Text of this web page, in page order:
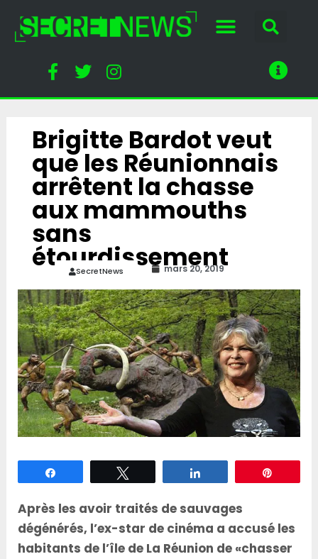
Brigitte Bardot veut
que les Réunionnais
arrêtent la chasse
aux mammouths
sans
étourdissement
SecretNews mars 20, 2019
Après les avoir traités de sauvages
dégénérés, l’ex-star de cinéma a accusé les
habitants de l’île de La Réunion de «chasser